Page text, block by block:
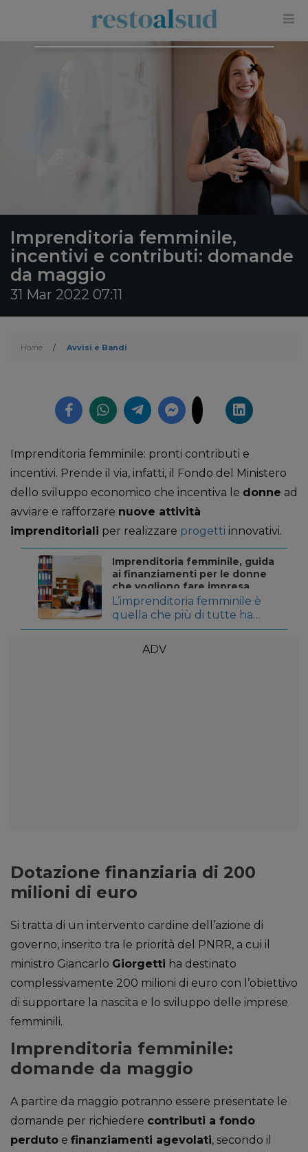
Imprenditoria femminile,
incentivi e contributi: domande
da maggio
31 Mar 2022 07:11
Home / Avvisi e Bandi
Imprenditoria femminile: pronti contributi e
incentivi. Prende il via, infatti, il Fondo del Ministero
dello sviluppo economico che incentiva le donne ad
avviare e rafforzare nuove attività
imprenditoriali per realizzare progetti innovativi.
Imprenditoria femminile, guida
ai finanziamenti per le donne
che vogliono fare impresa
L’imprenditoria femminile è
quella che più di tutte ha
risentito in questi mesi degli
effetti del Covid-19
sull’economia. Infatti,
Dotazione finanziaria di 200
milioni di euro
Si tratta di un intervento cardine dell’azione di
governo, inserito tra le priorità del PNRR, a cui il
ministro Giancarlo Giorgetti ha destinato
complessivamente 200 milioni di euro con l’obiettivo
di supportare la nascita e lo sviluppo delle imprese
femminili.
Imprenditoria femminile:
domande da maggio
A partire da maggio potranno essere presentate le
domande per richiedere contributi a fondo
perduto e finanziamenti agevolati, secondo il
×